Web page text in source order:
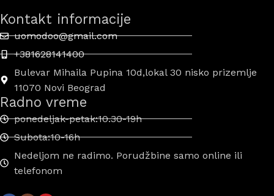
Kontakt informacije
uomodoo@gmail.com
+381628141400
Bulevar Mihaila Pupina 10d,lokal 30 nisko prizemlje
11070 Novi Beograd
Radno vreme
ponedeljak-petak:10.30-19h
Subota:10-16h
Nedeljom ne radimo. Porudžbine samo online ili
telefonom